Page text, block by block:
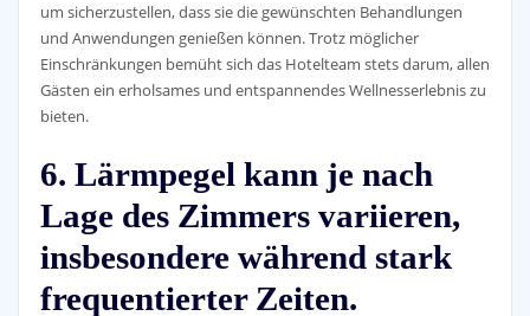
um sicherzustellen, dass sie die gewünschten Behandlungen
und Anwendungen genießen können. Trotz möglicher
Einschränkungen bemüht sich das Hotelteam stets darum, allen
Gästen ein erholsames und entspannendes Wellnesserlebnis zu
bieten.
6. Lärmpegel kann je nach
Lage des Zimmers variieren,
insbesondere während stark
frequentierter Zeiten.